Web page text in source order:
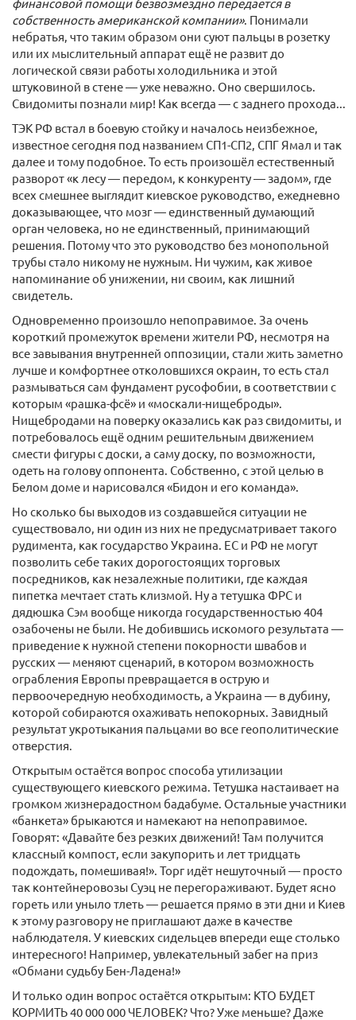
собственность американской компании». Понимали
небратья, что таким образом они суют пальцы в розетку
или их мыслительный аппарат ещё не развит до
логической связи работы холодильника и этой
штуковиной в стене — уже неважно. Оно свершилось.
Свидомиты познали мир! Как всегда — с заднего прохода...
ТЭК РФ встал в боевую стойку и началось неизбежное,
известное сегодня под названием СП1-СП2, СПГ Ямал и так
далее и тому подобное. То есть произошёл естественный
разворот «к лесу — передом, к конкуренту — задом», где
всех смешнее выглядит киевское руководство, ежедневно
доказывающее, что мозг — единственный думающий
орган человека, но не единственный, принимающий
решения. Потому что это руководство без монопольной
трубы стало никому не нужным. Ни чужим, как живое
напоминание об унижении, ни своим, как лишний
свидетель.
Одновременно произошло непоправимое. За очень
короткий промежуток времени жители РФ, несмотря на
все завывания внутренней оппозиции, стали жить заметно
лучше и комфортнее отколовшихся окраин, то есть стал
размываться сам фундамент русофобии, в соответствии с
которым «рашка-​фсё» и «москали-​нищеброды».
Нищебродами на поверку оказались как раз свидомиты, и
потребовалось ещё одним решительным движением
смести фигуры с доски, а саму доску, по возможности,
одеть на голову оппонента. Собственно, с этой целью в
Белом доме и нарисовался «Бидон и его команда».
Но сколько бы выходов из создавшейся ситуации не
существовало, ни один из них не предусматривает такого
рудимента, как государство Украина. ЕС и РФ не могут
позволить себе таких дорогостоящих торговых
посредников, как незалежные политики, где каждая
пипетка мечтает стать клизмой. Ну а тетушка ФРС и
дядюшка Сэм вообще никогда государственностью 404
озабочены не были. Не добившись искомого результата —
приведение к нужной степени покорности швабов и
русских — меняют сценарий, в котором возможность
ограбления Европы превращается в острую и
первоочередную необходимость, а Украина — в дубину,
которой собираются охаживать непокорных. Завидный
результат укротыкания пальцами во все геополитические
отверстия.
Открытым остаётся вопрос способа утилизации
существующего киевского режима. Тетушка настаивает на
громком жизнерадостном бадабуме. Остальные участники
«банкета» брыкаются и намекают на непоправимое.
Говорят: «Давайте без резких движений! Там получится
классный компост, если закупорить и лет тридцать
подождать, помешивая!». Торг идёт нешуточный — просто
так контейнеровозы Суэц не перегораживают. Будет ясно
гореть или уныло тлеть — решается прямо в эти дни и Киев
к этому разговору не приглашают даже в качестве
наблюдателя. У киевских сидельцев впереди еще столько
интересного! Например, увлекательный забег на приз
«Обмани судьбу Бен-​Ладена!»
И только один вопрос остаётся открытым: КТО БУДЕТ
КОРМИТЬ 40 000 000 ЧЕЛОВЕК? Что? Уже меньше? Даже